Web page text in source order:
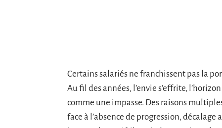
Certains salariés ne franchissent pas la
Au fil des années, l’envie s’effrite,
comme une impasse. Des raisons
face à l’absence de progression, décalage